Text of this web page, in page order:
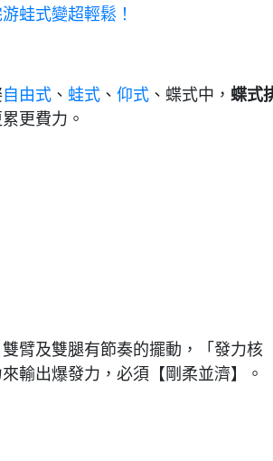
蛙式變超輕鬆！
自由式 、 蛙式 、 仰式 、蝶式中， 蝶式
更費力。
臂及雙腿有節奏的擺動，「發力核
輸出爆發力，必須【剛柔並濟】。